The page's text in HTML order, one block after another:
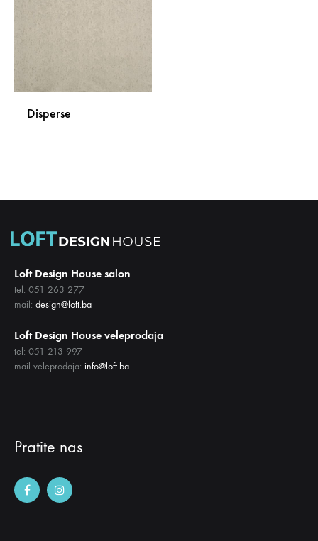
Disperse
LISTU
Loft Design House salon
tel: 051 263 277
mail: design@loft.ba
Loft Design House veleprodaja
tel: 051 213 997
mail veleprodaja: info@loft.ba
Pratite nas